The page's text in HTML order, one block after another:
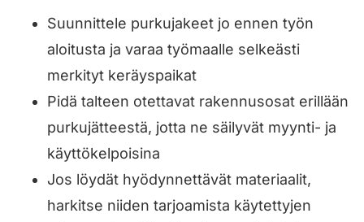
Suunnittele purkujakeet jo ennen työn
aloitusta ja varaa työmaalle selkeästi
merkityt keräyspaikat
Pidä talteen otettavat rakennusosat erillään
purkujätteestä, jotta ne säilyvät myynti- ja
käyttökelpoisina
Jos löydät hyödynnettävät materiaalit,
harkitse niiden tarjoamista käytettyjen